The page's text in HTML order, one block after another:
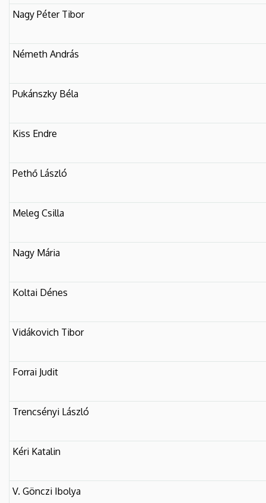
Nagy Péter Tibor
Németh András
Pukánszky Béla
Kiss Endre
Pethő László
Meleg Csilla
Nagy Mária
Koltai Dénes
Vidákovich Tibor
Forrai Judit
Trencsényi László
Kéri Katalin
V. Gönczi Ibolya